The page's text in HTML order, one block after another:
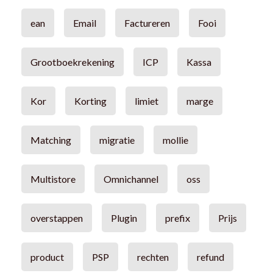
ean Email Factureren Fooi
Grootboekrekening ICP Kassa
Kor Korting limiet marge
Matching migratie mollie
Multistore Omnichannel oss
overstappen Plugin prefix Prijs
product PSP rechten refund